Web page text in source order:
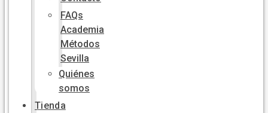
FAQs
Academia
Métodos
Sevilla
Quiénes
somos
Tienda